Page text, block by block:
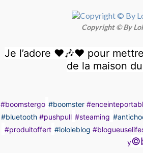
Copyright © By
Je l’adore ♥️🎶♥️ pour
de la maison
#boomstergo #boomster
#bluetooth #pushpull #steaming
#produitoffert #lololeblog
y